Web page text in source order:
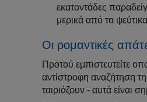
εκατοντάδες
μερικά από τα
Οι ρομαντικές
Προτού εμπιστευτείτε
αντίστροφη αναζήτηση
ταιριάζουν - αυτά είναι